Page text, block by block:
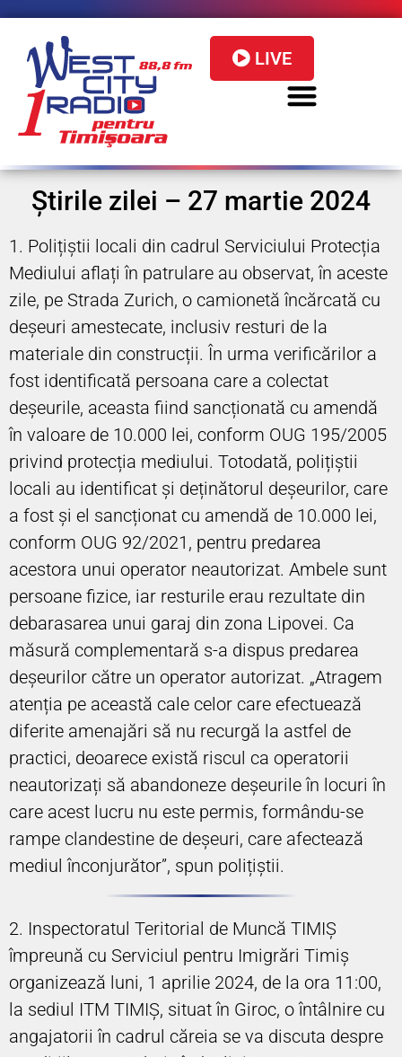
LIVE
Știrile zilei – 27 martie 2024
1. Polițiștii locali din cadrul Serviciului Protecția
Mediului aflați în patrulare au observat, în aceste
zile, pe Strada Zurich, o camionetă încărcată cu
deșeuri amestecate, inclusiv resturi de la
materiale din construcții. În urma verificărilor a
fost identificată persoana care a colectat
deșeurile, aceasta fiind sancționată cu amendă
în valoare de 10.000 lei, conform OUG 195/2005
privind protecția mediului. Totodată, polițiștii
locali au identificat și deținătorul deșeurilor, care
a fost și el sancționat cu amendă de 10.000 lei,
conform OUG 92/2021, pentru predarea
acestora unui operator neautorizat. Ambele sunt
persoane fizice, iar resturile erau rezultate din
debarasarea unui garaj din zona Lipovei. Ca
măsură complementară s-a dispus predarea
deșeurilor către un operator autorizat. „Atragem
atenția pe această cale celor care efectuează
diferite amenajări să nu recurgă la astfel de
practici, deoarece există riscul ca operatorii
neautorizați să abandoneze deșeurile în locuri în
care acest lucru nu este permis, formându-se
rampe clandestine de deșeuri, care afectează
mediul înconjurător”, spun polițiștii.
2. Inspectoratul Teritorial de Muncă TIMIȘ
împreună cu Serviciul pentru Imigrări Timiș
organizează luni, 1 aprilie 2024, de la ora 11:00,
la sediul ITM TIMIȘ, situat în Giroc, o întâlnire cu
angajatorii în cadrul căreia se va discuta despre